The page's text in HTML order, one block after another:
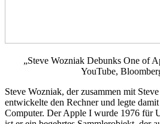
„Steve Wozniak Debunks One of
YouTube,
Steve Wozniak, der zusammen mit
entwickelte den Rechner und legte
Computer. Der Apple I wurde 1976 für